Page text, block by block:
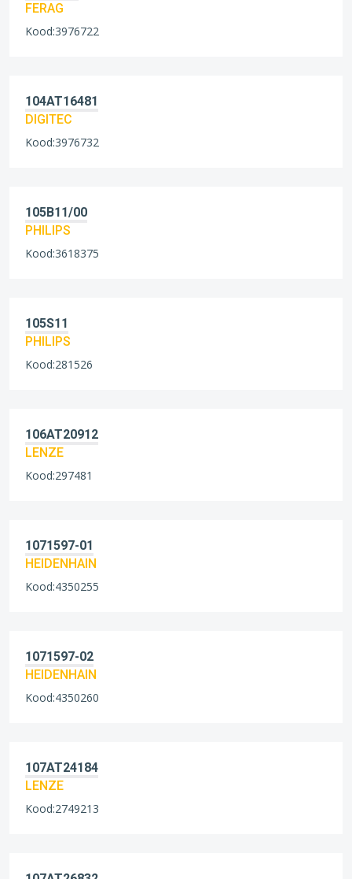
FERAG
Kood:3976722
104AT16481
DIGITEC
Kood:3976732
105B11/00
PHILIPS
Kood:3618375
105S11
PHILIPS
Kood:281526
106AT20912
LENZE
Kood:297481
1071597-01
HEIDENHAIN
Kood:4350255
1071597-02
HEIDENHAIN
Kood:4350260
107AT24184
LENZE
Kood:2749213